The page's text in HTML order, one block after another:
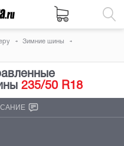
Зимние шины
235/50 R18